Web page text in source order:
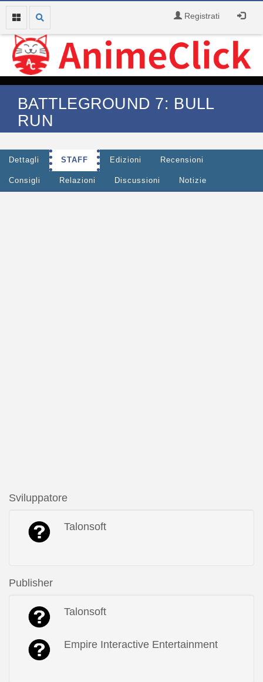
Registrati
BATTLEGROUND 7: BULL
RUN
Dettagli STAFF Edizioni Recensioni
Consigli Relazioni Discussioni Notizie
Sviluppatore
Talonsoft
Publisher
Talonsoft
Empire Interactive Entertainment